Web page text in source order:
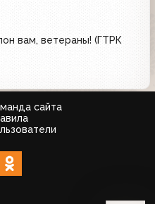
вам, ветераны! (ГТРК
сайта